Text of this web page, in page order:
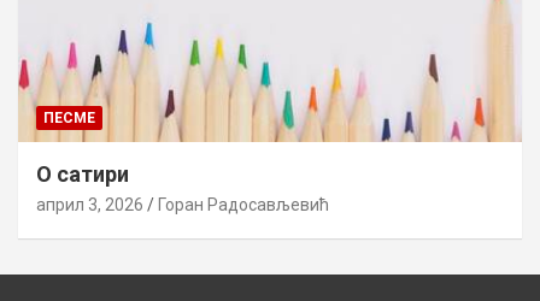
ПЕСМЕ
О сатири
април 3, 2026 Горан Радосављевић